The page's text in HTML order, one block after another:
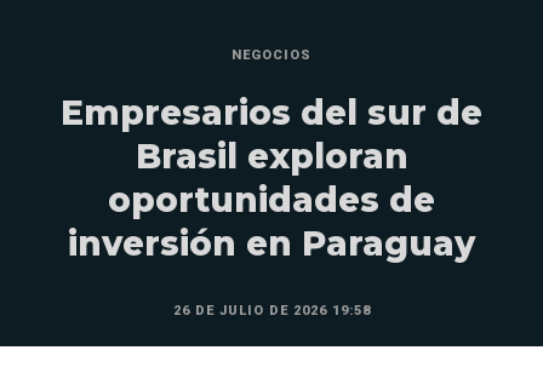
NEGOCIOS
Empresarios del sur de
Brasil exploran
oportunidades de
inversión en Paraguay
26 DE JULIO DE 2026 19:58